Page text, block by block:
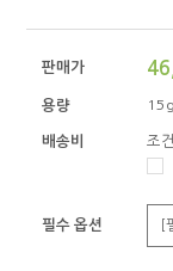
판매가
용량 15g
배송비
조
필수 옵션